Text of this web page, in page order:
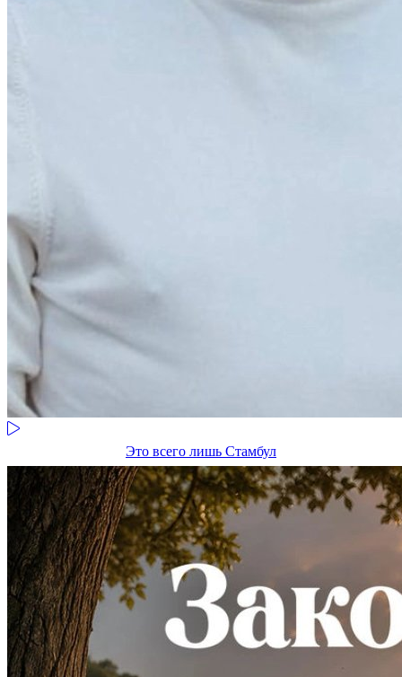
Это всего лишь Стамбул